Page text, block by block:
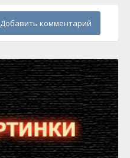
Добавить комментарий